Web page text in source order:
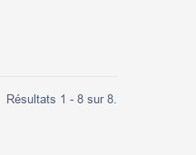
Résultats 1 - 8 sur 8.